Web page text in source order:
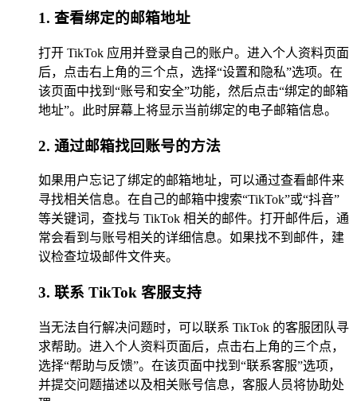
1. 查看绑定的邮箱地址
打开 TikTok 应用并登录自己的账户。进入个人资料页面
后，点击右上角的三个点，选择“设置和隐私”选项。在
该页面中找到“账号和安全”功能，然后点击“绑定的邮箱
地址”。此时屏幕上将显示当前绑定的电子邮箱信息。
2. 通过邮箱找回账号的方法
如果用户忘记了绑定的邮箱地址，可以通过查看邮件来
寻找相关信息。在自己的邮箱中搜索“TikTok”或“抖音”
等关键词，查找与 TikTok 相关的邮件。打开邮件后，通
常会看到与账号相关的详细信息。如果找不到邮件，建
议检查垃圾邮件文件夹。
3. 联系 TikTok 客服支持
当无法自行解决问题时，可以联系 TikTok 的客服团队寻
求帮助。进入个人资料页面后，点击右上角的三个点，
选择“帮助与反馈”。在该页面中找到“联系客服”选项，
并提交问题描述以及相关账号信息，客服人员将协助处